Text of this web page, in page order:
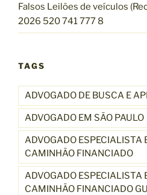
Falsos Leilões de veículos
2026 520 741 777 8
TAGS
ADVOGADO DE BUSCA E
ADVOGADO EM SÃO PAULO
ADVOGADO ESPECIALISTA
CAMINHÃO FINANCIADO
ADVOGADO ESPECIALISTA
CAMINHÃO FINANCIADO